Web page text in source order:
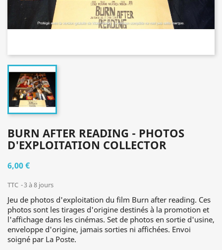
BURN AFTER READING - PHOTOS
D'EXPLOITATION COLLECTOR
6,00 €
TTC 3 à 8 jours
Jeu de photos d'exploitation du film Burn after reading. Ces
photos sont les tirages d'origine destinés à la promotion et
l'affichage dans les cinémas. Set de photos en sortie d'usine,
enveloppe d'origine, jamais sorties ni affichées. Envoi
soigné par La Poste.